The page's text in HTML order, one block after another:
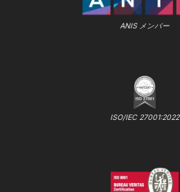
ANIS メンバー
ISO/IEC 27001:2022